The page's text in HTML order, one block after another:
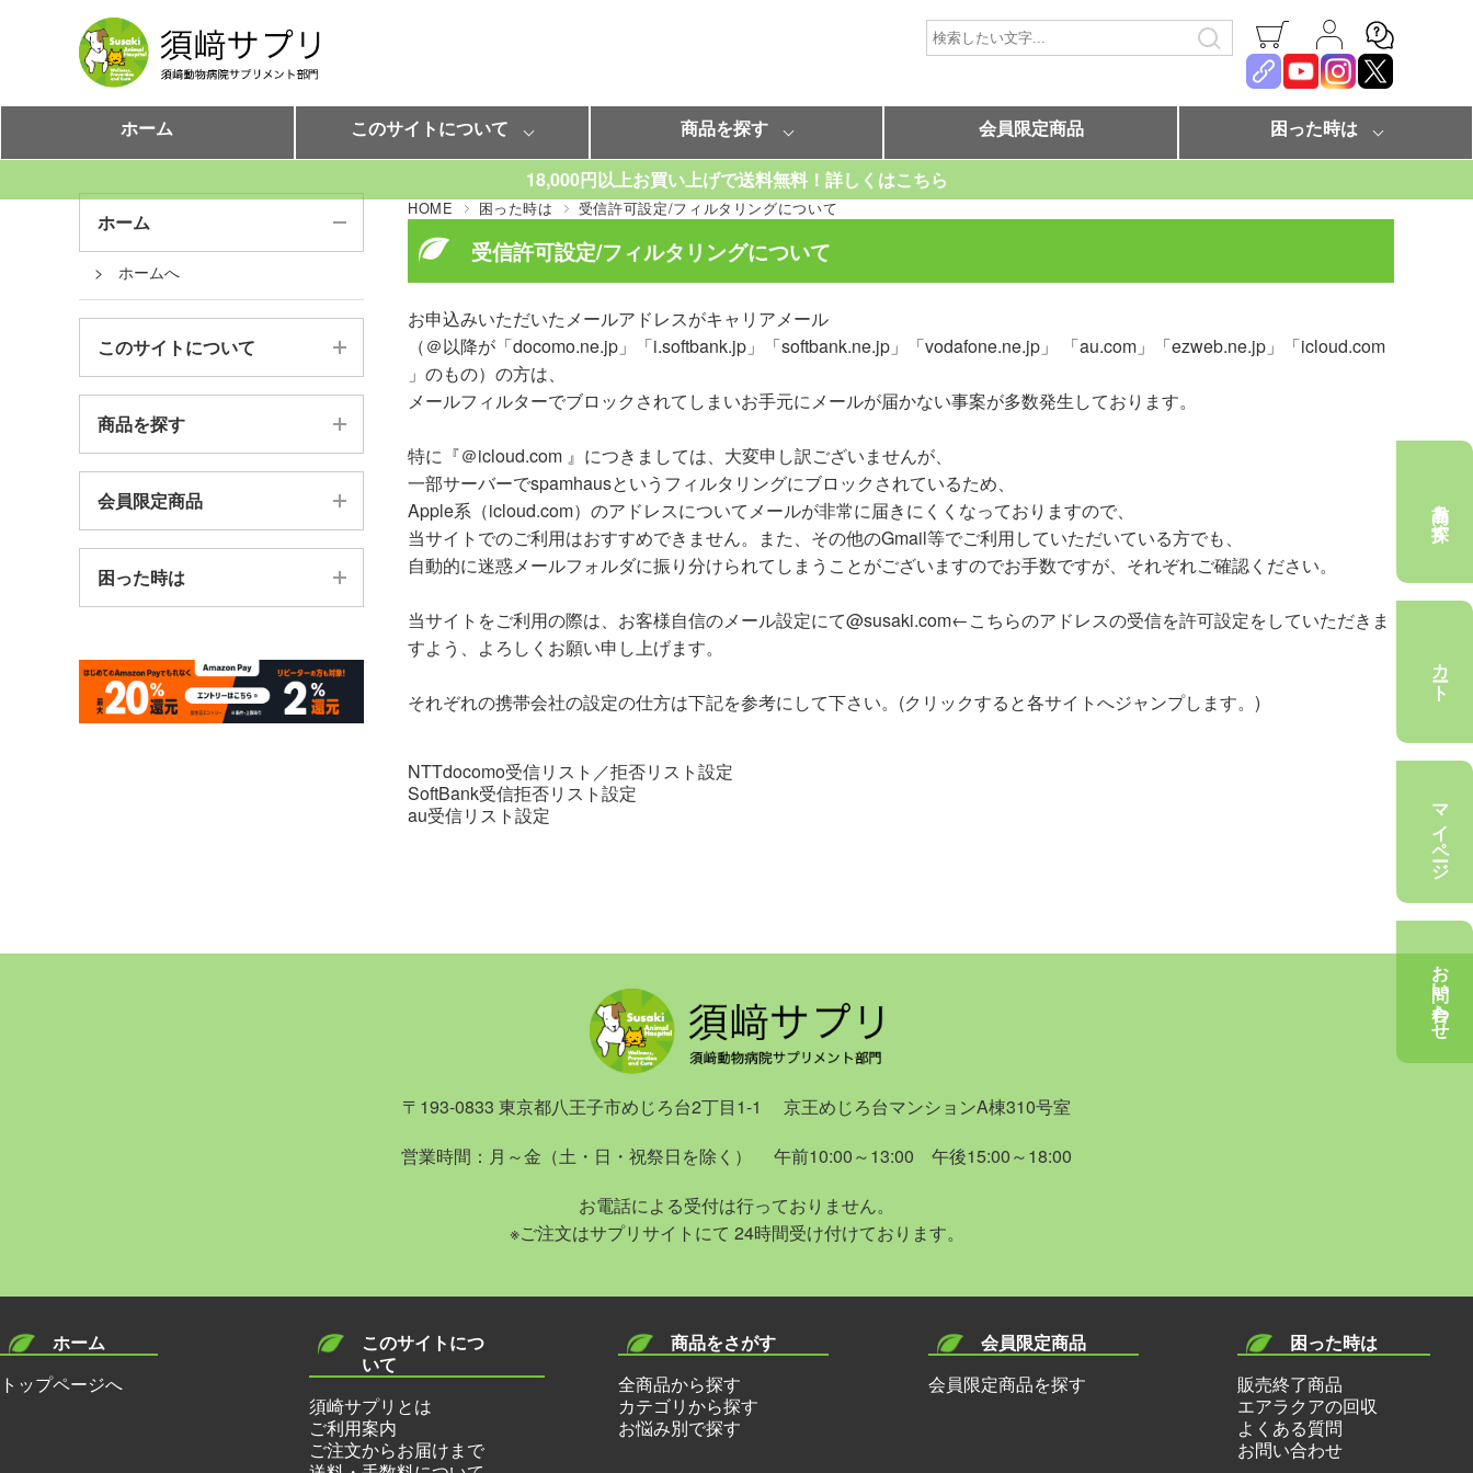
ホーム このサイトについて 商品を探す 会員限定商品 困った時は
18,000円以上お買い上げで送料無料！詳しくはこちら
商品を探す
カート
マイページ
お問い合わせ
HOME 困った時は 受信許可設定/フィルタリングについて
受信許可設定/フィルタリングについて
お申込みいただいたメールアドレスがキャリアメール
（＠以降が「docomo.ne.jp」「i.softbank.jp」「softbank.ne.jp」「vodafone.ne.jp」 「au.com」「ezweb.ne.jp」「icloud.com
」のもの）の方は、
メールフィルターでブロックされてしまいお手元にメールが届かない事案が多数発生しております。
特に『＠icloud.com 』につきましては、大変申し訳ございませんが、
一部サーバーでspamhausというフィルタリングにブロックされているため、
Apple系（icloud.com）のアドレスについてメールが非常に届きにくくなっておりますので、
当サイトでのご利用はおすすめできません。また、その他のGmail等でご利用していただいている方でも、
自動的に迷惑メールフォルダに振り分けられてしまうことがございますのでお手数ですが、それぞれご確認ください。
当サイトをご利用の際は、お客様自信のメール設定にて@susaki.com←こちらのアドレスの受信を許可設定をしていただきま
すよう、よろしくお願い申し上げます。
それぞれの携帯会社の設定の仕方は下記を参考にして下さい。(クリックすると各サイトへジャンプします。)
NTTdocomo受信リスト／拒否リスト設定
SoftBank受信拒否リスト設定
au受信リスト設定
ホーム
ホームへ
このサイトについて
須崎サプリとは
ご注文からお届けまで
関連リンク集
商品を探す
全商品から探す
お悩み別で探す
会員限定商品
会員限定商品を探す
困った時は
エアラクアの回収
よくある質問
〒193-0833 東京都八王子市めじろ台2丁目1-1
京王めじろ台マンションA棟310号室
営業時間：月～金（土・日・祝祭日を除く）
午前10:00～13:00 午後15:00～18:00
お電話による受付は行っておりません。
※ご注文はサプリサイトにて 24時間受け付けております。
ホーム
トップページへ
このサイトにつ
いて
須崎サプリとは
ご利用案内
ご注文からお届けまで
商品をさがす
全商品から探す
カテゴリから探す
お悩み別で探す
会員限定商品
会員限定商品を探す
困った時は
販売終了商品
エアラクアの回収
よくある質問
お問い合わせ